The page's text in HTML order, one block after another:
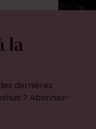
la
dernières
? Abonnez-